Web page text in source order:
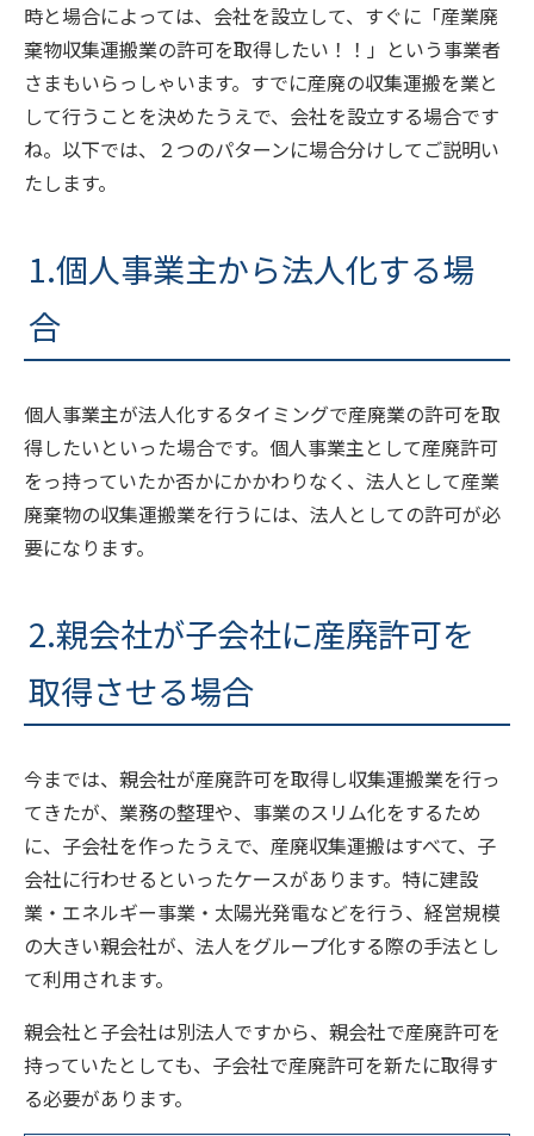
時と場合によっては、会社を設立して、すぐに「産業廃
棄物収集運搬業の許可を取得したい！！」という事業者
さまもいらっしゃいます。すでに産廃の収集運搬を業と
して行うことを決めたうえで、会社を設立する場合です
ね。以下では、２つのパターンに場合分けしてご説明い
たします。
1.個人事業主から法人化する場
合
個人事業主が法人化するタイミングで産廃業の許可を取
得したいといった場合です。個人事業主として産廃許可
をっ持っていたか否かにかかわりなく、法人として産業
廃棄物の収集運搬業を行うには、法人としての許可が必
要になります。
2.親会社が子会社に産廃許可を
取得させる場合
今までは、親会社が産廃許可を取得し収集運搬業を行っ
てきたが、業務の整理や、事業のスリム化をするため
に、子会社を作ったうえで、産廃収集運搬はすべて、子
会社に行わせるといったケースがあります。特に建設
業・エネルギー事業・太陽光発電などを行う、経営規模
の大きい親会社が、法人をグループ化する際の手法とし
て利用されます。
親会社と子会社は別法人ですから、親会社で産廃許可を
持っていたとしても、子会社で産廃許可を新たに取得す
る必要があります。